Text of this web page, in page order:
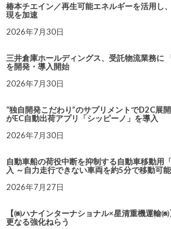
椿本チエイン／再生可能エネルギーを活用し
現を加速
2026年7月30日
三井倉庫ホールディングス、受託物流業務に
を開発・導入開始
2026年7月30日
“独自開発こだわり”のサプリメントでD2C展
がEC自動出荷アプリ「シッピーノ」を導入
2026年7月30日
自動車船の荷役中断を抑制する自動車移動用
入 ～自力走行できない車両を約5分で移動可
2026年7月27日
【㈱ハナインターナショナル×星清重機運輸
更なる強化ねらう